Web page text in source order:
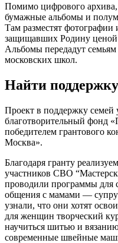
Помимо цифрового архива,
бумажные альбомы и
Там разместят
защищавших Родину
Альбомы передадут
московских школ.
Найти
Проект в поддержку семей
благотворительный фонд
победителем грантового
Москва».
Благодаря гранту
участников СВО
проводили программы для
общения с мамами —
узнали, что они хотят
для женщин творческий
научиться шитью и
современные швейные